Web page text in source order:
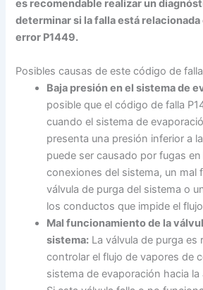
es recomendable realizar un
determinar si la falla está
error P1449.
Posibles causas de este código de falla
Baja presión en el sistema de
posible que el código de falla
cuando el sistema de
presenta una presión inferior a
puede ser causado por fugas
conexiones del sistema, un mal
válvula de purga del sistema o
los conductos que impide el
Mal funcionamiento de la
sistema: La válvula de purga es
controlar el flujo de vapores de
sistema de evaporación hacia